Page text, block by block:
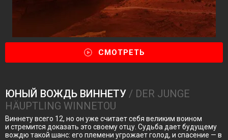
СМОТРЕТЬ
ЮНЫЙ ВОЖДЬ ВИННЕТУ / DER JUNGE
HÄUPTLING WINNETOU
Виннету всего 12, но он уже считает себя великим воином
и стремится доказать это своему отцу. Судьба дает будущему
вождю такой шанс: его племени угрожает голод, и спасение — в